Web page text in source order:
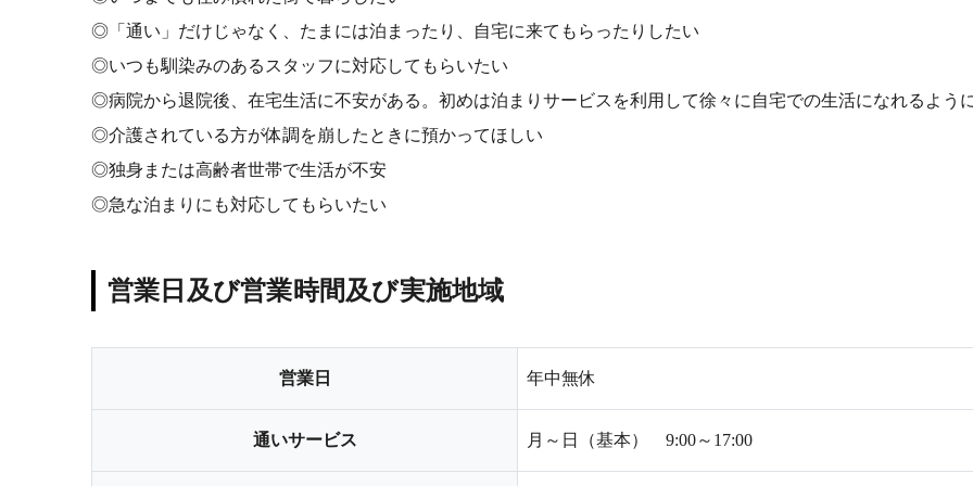
◎「通い」だけじゃなく、たまには泊まったり、自宅に来てもらったりしたい
◎いつも馴染みのあるスタッフに対応してもらいたい
◎病院から退院後、在宅生活に不安がある。初めは泊まりサービスを利用して徐々に自宅での生活になれるよう
◎介護されている方が体調を崩したときに預かってほしい
◎独身または高齢者世帯で生活が不安
◎急な泊まりにも対応してもらいたい
営業日及び営業時間及び実施地域
営業日 年中無休
通いサービス 月～日（基本） 9:00～17:00